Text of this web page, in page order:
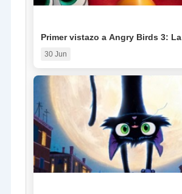
Primer vistazo a Angry Birds 3:
30 Jun